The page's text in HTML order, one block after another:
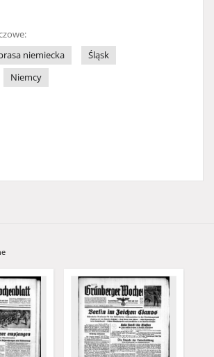
niemiecka
Śląsk
Niemcy